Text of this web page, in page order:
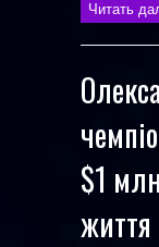
Читать
$1